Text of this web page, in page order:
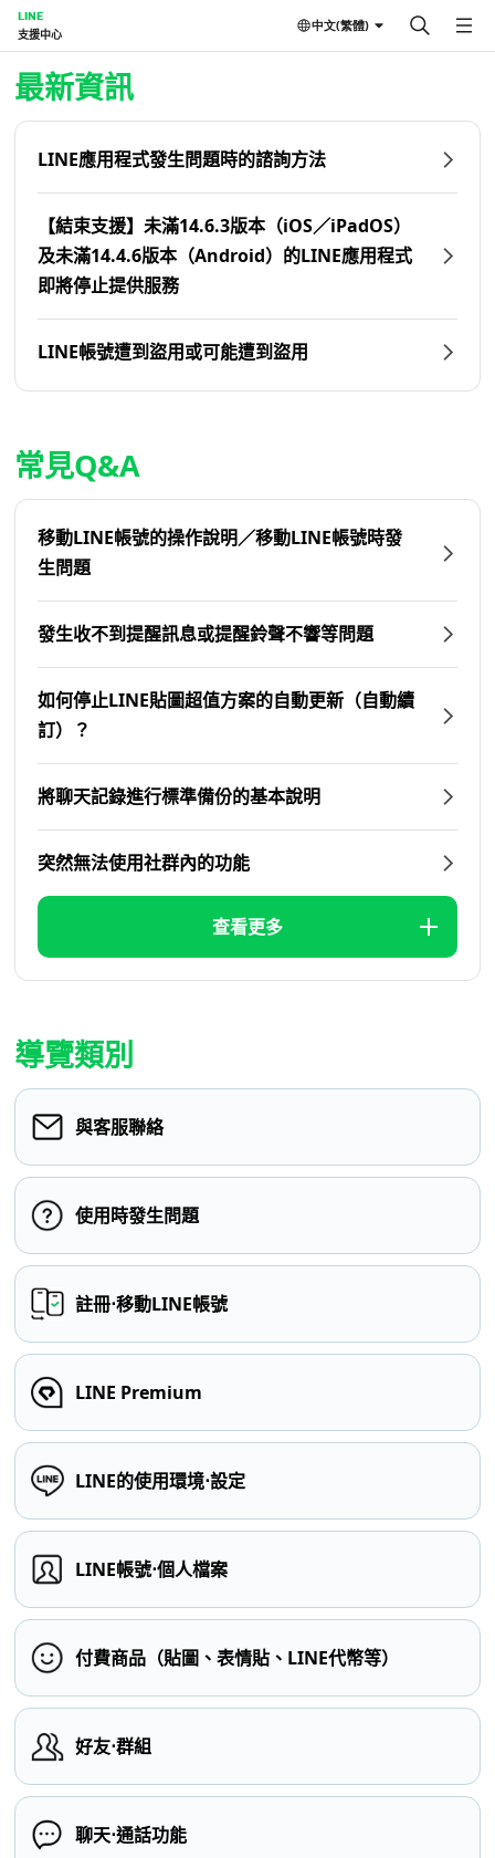
LINE
支援中心
中文(繁體)
首頁 | LINE支援中心
最新資訊
LINE應用程式發生問題時的諮詢方法
【結束支援】未滿14.6.3版本（iOS／iPadOS）
及未滿14.4.6版本（Android）的LINE應用程式
即將停止提供服務
LINE帳號遭到盜用或可能遭到盜用
常見Q&A
移動LINE帳號的操作說明／移動LINE帳號時發
生問題
發生收不到提醒訊息或提醒鈴聲不響等問題
如何停止LINE貼圖超值方案的自動更新（自動續
訂）？
將聊天記錄進行標準備份的基本說明
突然無法使用社群內的功能
查看更多
導覽類別
與客服聯絡
使用時發生問題
註冊⋅移動LINE帳號
LINE Premium
LINE的使用環境⋅設定
LINE帳號⋅個人檔案
付費商品（貼圖、表情貼、LINE代幣等）
好友⋅群組
聊天⋅通話功能